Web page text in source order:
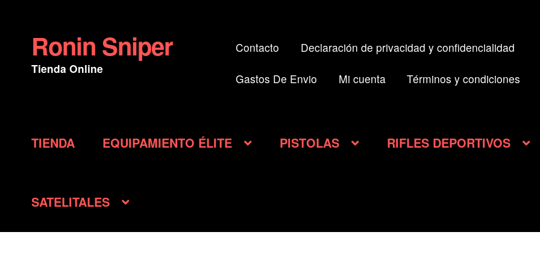
Ir
a
la
Ir
al
contenido
Ronin Sniper
Tienda Online
Contacto Declaración de privacidad y confidencialidad
Gastos De Envio Mi cuenta Términos y condiciones
TIENDA EQUIPAMIENTO ÉLITE PISTOLAS RIFLES DEPORTIVOS
SATELITALES